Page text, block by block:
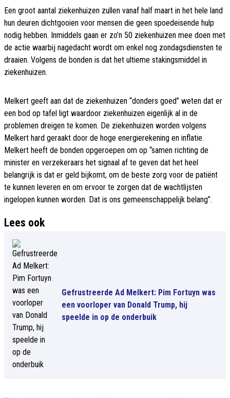
Een groot aantal ziekenhuizen zullen vanaf half maart in het hele land
hun deuren dichtgooien voor mensen die geen spoedeisende hulp
nodig hebben. Inmiddels gaan er zo’n 50 ziekenhuizen mee doen met
de actie waarbij nagedacht wordt om enkel nog zondagsdiensten te
draaien. Volgens de bonden is dat het ultieme stakingsmiddel in
ziekenhuizen.
Melkert geeft aan dat de ziekenhuizen “donders goed” weten dat er
een bod op tafel ligt waardoor ziekenhuizen eigenlijk al in de
problemen dreigen te komen. De ziekenhuizen worden volgens
Melkert hard geraakt door de hoge energierekening en inflatie.
Melkert heeft de bonden opgeroepen om op “samen richting de
minister en verzekeraars het signaal af te geven dat het heel
belangrijk is dat er geld bijkomt, om de beste zorg voor de patiënt
te kunnen leveren en om ervoor te zorgen dat de wachtlijsten
ingelopen kunnen worden. Dat is ons gemeenschappelijk belang”.
Lees ook
Gefrustreerde Ad Melkert: Pim Fortuyn was
een voorloper van Donald Trump, hij
speelde in op de onderbuik